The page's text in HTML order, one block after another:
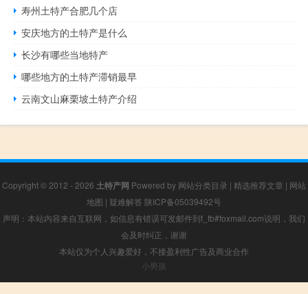
寿州土特产合肥几个店
安庆地方的土特产是什么
长沙有哪些当地特产
哪些地方的土特产滞销最早
云南文山麻栗坡土特产介绍
Copyright © 2012 - 2026 土特产网 Powered by 网站分类目录 | 精选推荐文章 | 网站
地图 | 疑难解答 陕ICP备05039492号
声明：本站内容来自互联网，如信息有错误可发邮件到f_fb#foxmail.com说明，我们
会及时纠正，谢谢
本站仅为个人兴趣爱好，不接盈利性广告及商业合作
小男孩